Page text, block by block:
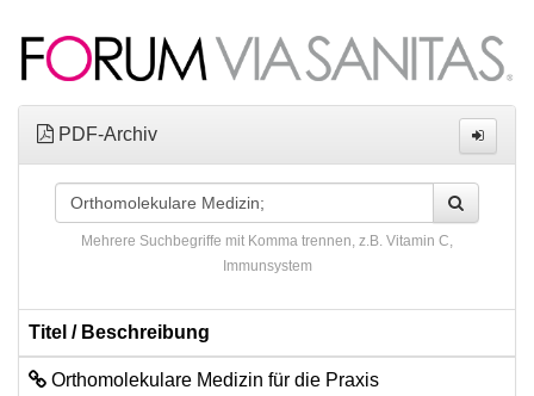
PDF-Archiv
Mehrere Suchbegriffe mit Komma trennen, z.B. Vitamin C,
Immunsystem
Titel / Beschreibung
Orthomolekulare Medizin für die Praxis